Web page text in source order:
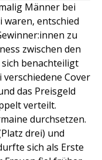
Männer bei
waren, entschied
zu
zwischen den
benachteiligt
verschiedene Cover
das Preisgeld
verteilt.
durchsetzen.
drei) und
sich als Erste